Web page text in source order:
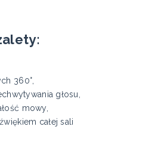
360°,
głosu,
mowy,
całej sali